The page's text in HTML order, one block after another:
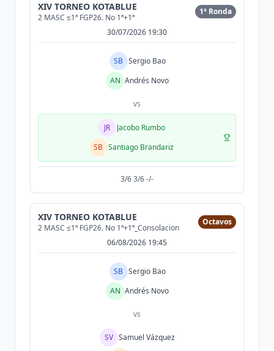
XIV TORNEO KOTABLUE
2 MASC ≤1ª FGP26. No 1ª+1ª
1ª Ronda
30/07/2026 19:30
SB Sergio Bao
AN Andrés Novo
vs
JR
Jacobo Rumbo
SB Santiago Brandariz
3/6 3/6 -/-
XIV TORNEO KOTABLUE
2 MASC ≤1ª FGP26. No 1ª+1ª_Consolacion
Octavos
06/08/2026 19:45
SB Sergio Bao
AN Andrés Novo
vs
SV Samuel Vázquez